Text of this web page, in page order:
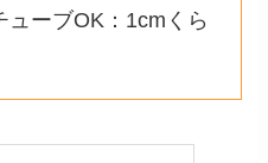
ューブOK：1cmくら